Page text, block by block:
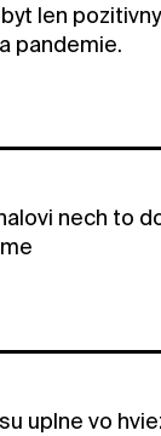
len
pandemie.
nech to
uplne vo